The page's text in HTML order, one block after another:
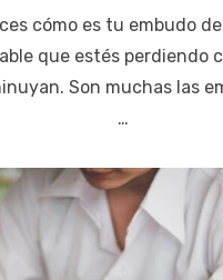
cómo es tu embudo
que estés perdiendo
Son muchas las
…